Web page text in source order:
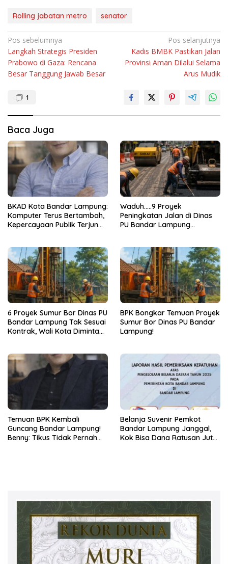
Rolling jabatan metro senator
Navigasi
pos
Pos sebelumnya
Langkah Strategis Presiden
Prabowo di Gaza: Rencana
Besar Tanggung Jawab Besar
Pos selanjutnya
Kadis BMBK Pastikan Jalan
Provinsi Aman Dilalui Selama
Arus Mudik
1
Baca Juga
BKAD Kota Bandar Lampung:
Komputer Terus Bertambah,
Kepercayaan Publik Terjun
Waduh…..9 Proyek
Peningkatan Jalan di Dinas
PU Bandar Lampung
6 Proyek Sumur Bor Dinas PU
Bandar Lampung Tak Sesuai
Kontrak, Wali Kota Diminta
BPK Bongkar Temuan Proyek
Sumur Bor Dinas PU Bandar
Lampung!
Temuan BPK Kembali
Guncang Bandar Lampung!
Benny: Tikus Tidak Pernah
Belanja Suvenir Pemkot
Bandar Lampung Janggal,
Kok Bisa Dana Ratusan Juta